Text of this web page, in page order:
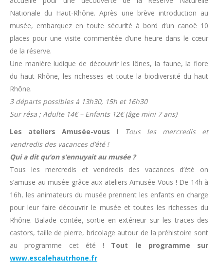
Nationale du Haut-Rhône. Après une brève introduction au
musée, embarquez en toute sécurité à bord d’un canoë 10
places pour une visite commentée d’une heure dans le cœur
de la réserve.
Une manière ludique de découvrir les lônes, la faune, la flore
du haut Rhône, les richesses et toute la biodiversité du haut
Rhône.
3 départs possibles à 13h30, 15h et 16h30
Sur résa ; Adulte 14€ – Enfants 12€ (âge mini 7 ans)
Les ateliers Amusée-vous ! Tous les mercredis et
vendredis des vacances d’été !
Qui a dit qu’on s’ennuyait au musée ?
Tous les mercredis et vendredis des vacances d’été on
s’amuse au musée grâce aux ateliers Amusée-Vous ! De 14h à
16h, les animateurs du musée prennent les enfants en charge
pour leur faire découvrir le musée et toutes les richesses du
Rhône. Balade contée, sortie en extérieur sur les traces des
castors, taille de pierre, bricolage autour de la préhistoire sont
au programme cet été ! Tout le programme sur
www.escalehautrhone.fr